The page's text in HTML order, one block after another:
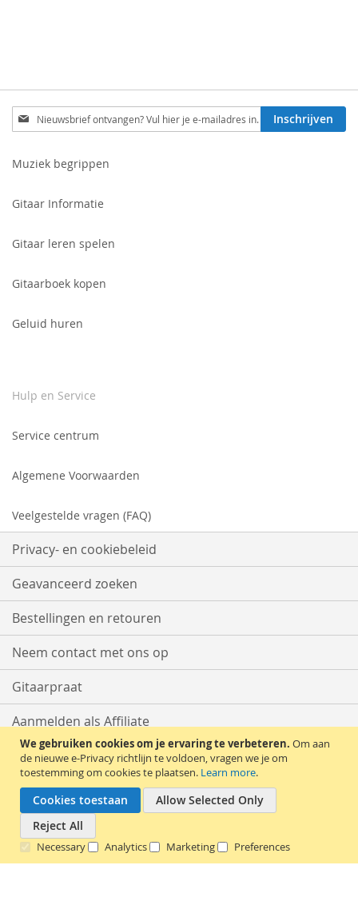
We gebruiken cookies om je ervaring te verbeteren. Om aan
de nieuwe e-Privacy richtlijn te voldoen, vragen we je om
toestemming om cookies te plaatsen. Learn more.
Cookies toestaan
Allow Selected Only
Reject All
Necessary Analytics Marketing Preferences
Schrijf
je
voor
Inschrijven
Muziek begrippen
Gitaar Informatie
Gitaar leren spelen
Gitaarboek kopen
Geluid huren
Hulp en Service
Service centrum
Algemene Voorwaarden
Veelgestelde vragen (FAQ)
Privacy- en cookiebeleid
Geavanceerd zoeken
Bestellingen en retouren
Neem contact met ons op
Gitaarpraat
Aanmelden als Affiliate
Start met Verkopen